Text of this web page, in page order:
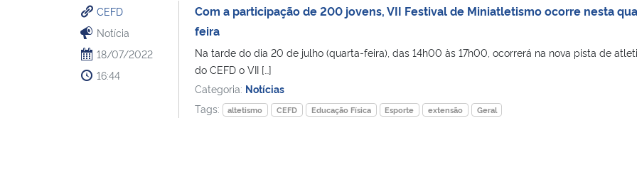
CEFD
Notícia
18/07/2022
16:44
Com a participação de 200 jovens, VII Festival de Miniatletismo ocorre nesta
feira
Na tarde do dia 20 de julho (quarta-feira), das 14h00 às 17h00, ocorrerá na nova pista de
do CEFD o VII […]
Categoria: Notícias
Tags:
altetismo CEFD Educação Física Esporte extensão Geral